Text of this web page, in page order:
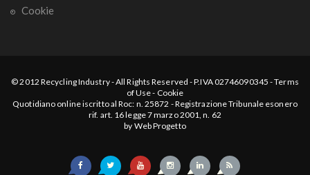
Cookie
© 2012 Recycling Industry-All Rights Reserved - P.IVA 02746090345 -Terms
of Use- Cookie
Quotidiano online iscritto al Roc: n. 25872 - Registrazione Tribunale esonero
rif. art. 16 legge 7 marzo 2001, n. 62
by Web Progetto